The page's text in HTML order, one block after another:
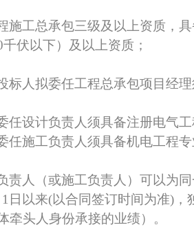
施工总承包三级及以上资质，
伏以下）及以上资质；
标人拟委任工程总承包项目经理
任设计负责人须具备注册电气
任施工负责人须具备机电工程
责人（或施工负责人）可以为
日 以来(以合同签订时间为准)，
牵头人身份承接的业绩）。